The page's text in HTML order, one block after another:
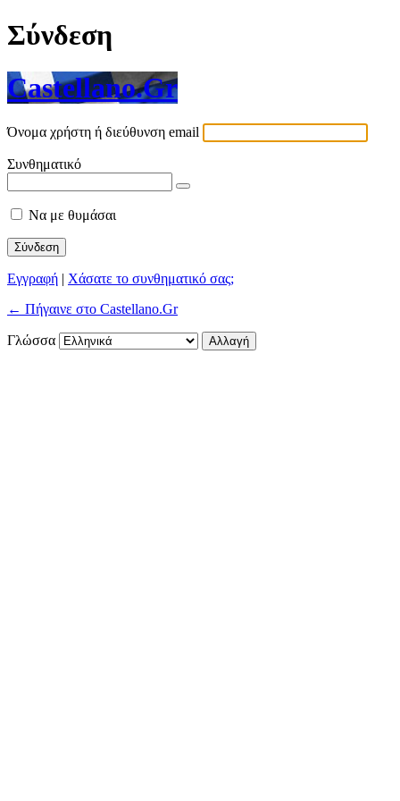
Σύνδεση
Castellano.Gr
Όνομα χρήστη ή διεύθυνση email
Συνθηματικό
Να με θυμάσαι
Εγγραφή | Χάσατε το συνθηματικό σας;
← Πήγαινε στο Castellano.Gr
Γλώσσα